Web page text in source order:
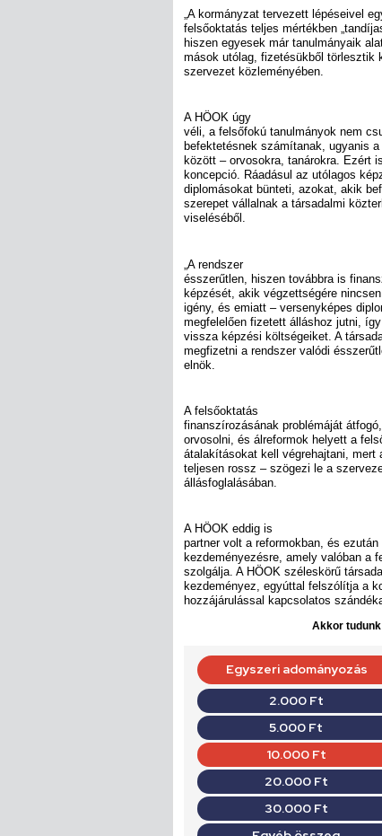
„A kormányzat tervezett lépéseivel
felsőoktatás teljes mértékben
hiszen egyesek már tanulmányaik
mások utólag, fizetésükből törlesztik
szervezet közleményében.
A HÖOK úgy
véli, a felsőfokú tanulmányok nem
befektetésnek számítanak, ugyanis
között – orvosokra, tanárokra. Ezért
koncepció. Ráadásul az utólagos
diplomásokat bünteti, azokat, akik
szerepet vállalnak a társadalmi
viseléséből.
„A rendszer
ésszerűtlen, hiszen továbbra is
képzését, akik végzettségére
igény, és emiatt – versenyképes
megfelelően fizetett álláshoz jutni,
vissza képzési költségeiket. A
megfizetni a rendszer valódi
elnök.
A felsőoktatás
finanszírozásának problémáját
orvosolni, és álreformok helyett a
átalakításokat kell végrehajtani, mert
teljesen rossz – szögezi le a
állásfoglalásában.
A HÖOK eddig is
partner volt a reformokban, és
kezdeményezésre, amely valóban a
szolgálja. A HÖOK széleskörű
kezdeményez, egyúttal felszólítja a
hozzájárulással kapcsolatos
Akkor tudunk